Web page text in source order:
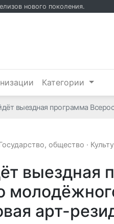
нового поколения.
Категории
выездная программа
общество ·
выездная
арт-